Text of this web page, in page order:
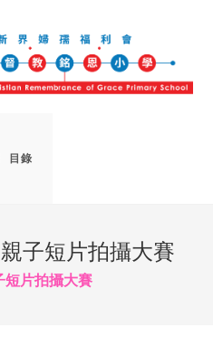
目錄
子短片拍攝大賽
短片拍攝大賽